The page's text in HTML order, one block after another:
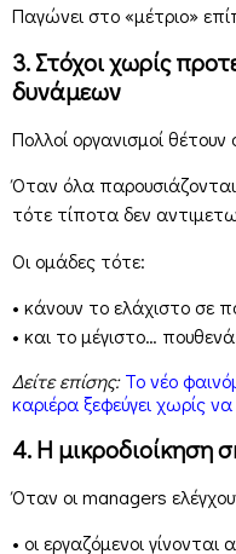
Παγώνει στο «μέτριο»
3. Στόχοι χωρίς
δυνάμεων
Πολλοί οργανισμοί
Όταν όλα
τότε τίποτα δεν
Οι ομάδες τότε:
• κάνουν το ελάχιστο σε
• και το μέγιστο…
Δείτε επίσης: Το νέο
καριέρα ξεφεύγει χωρίς
4. Η μικροδιοίκηση
Όταν οι managers
• οι εργαζόμενοι γίνονται